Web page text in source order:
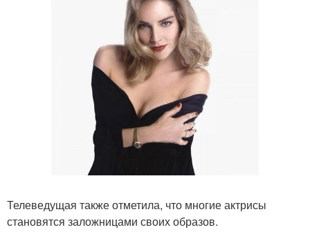
Телеведущая также отметила, что многие актрисы
становятся заложницами своих образов.